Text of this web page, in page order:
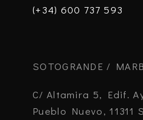
(+34) 600 737 593
SOTOGRANDE /
C/ Altamira 5, Edif.
Pueblo Nuevo, 11311